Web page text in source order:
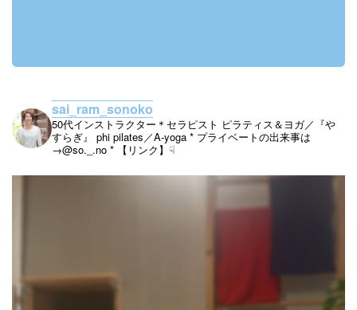
sai_ram_sonoko
50代インストラクター＊セラピスト ピラティス＆ヨガ／『や
すらぎ』
phi pilates／A-yoga * プライベートの出来事は
→@so._.no * 【リンク】☟